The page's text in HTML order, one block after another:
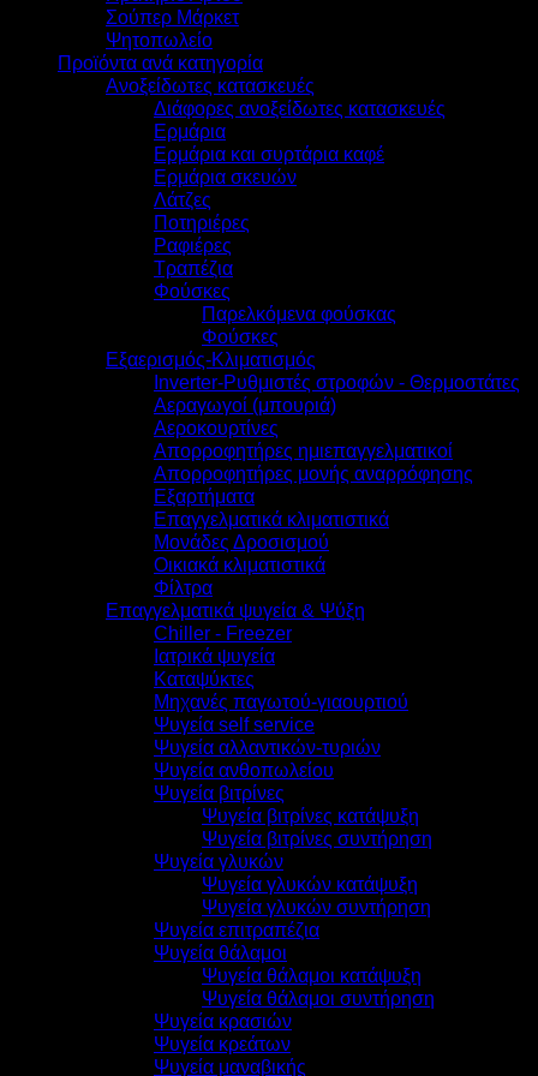
Σούπερ Μάρκετ
Ψητοπωλείο
Προϊόντα ανά κατηγορία
Ανοξείδωτες κατασκευές
Διάφορες ανοξείδωτες κατασκευές
Ερμάρια
Ερμάρια και συρτάρια καφέ
Ερμάρια σκευών
Λάτζες
Ποτηριέρες
Ραφιέρες
Τραπέζια
Φούσκες
Παρελκόμενα φούσκας
Φούσκες
Εξαερισμός-Κλιματισμός
Inverter-Ρυθμιστές στροφών - Θερμοστάτες
Αεραγωγοί (μπουριά)
Αεροκουρτίνες
Απορροφητήρες ημιεπαγγελματικοί
Απορροφητήρες μονής αναρρόφησης
Εξαρτήματα
Επαγγελματικά κλιματιστικά
Μονάδες Δροσισμού
Οικιακά κλιματιστικά
Φίλτρα
Επαγγελματικά ψυγεία & Ψύξη
Chiller - Freezer
Ιατρικά ψυγεία
Καταψύκτες
Μηχανές παγωτού-γιαουρτιού
Ψυγεία self service
Ψυγεία αλλαντικών-τυριών
Ψυγεία ανθοπωλείου
Ψυγεία βιτρίνες
Ψυγεία βιτρίνες κατάψυξη
Ψυγεία βιτρίνες συντήρηση
Ψυγεία γλυκών
Ψυγεία γλυκών κατάψυξη
Ψυγεία γλυκών συντήρηση
Ψυγεία επιτραπέζια
Ψυγεία θάλαμοι
Ψυγεία θάλαμοι κατάψυξη
Ψυγεία θάλαμοι συντήρηση
Ψυγεία κρασιών
Ψυγεία κρεάτων
Ψυγεία μαναβικής